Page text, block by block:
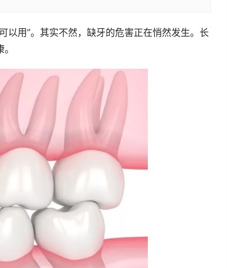
以用”。其实不然，缺牙的危害正在悄然发生。长